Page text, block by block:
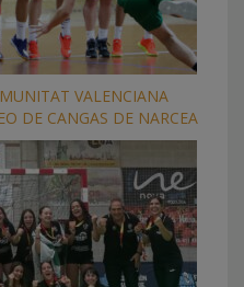
VALENCIANA
DE CANGAS DE NARCEA